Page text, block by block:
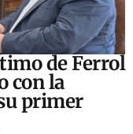
de Ferrol
con la
primer